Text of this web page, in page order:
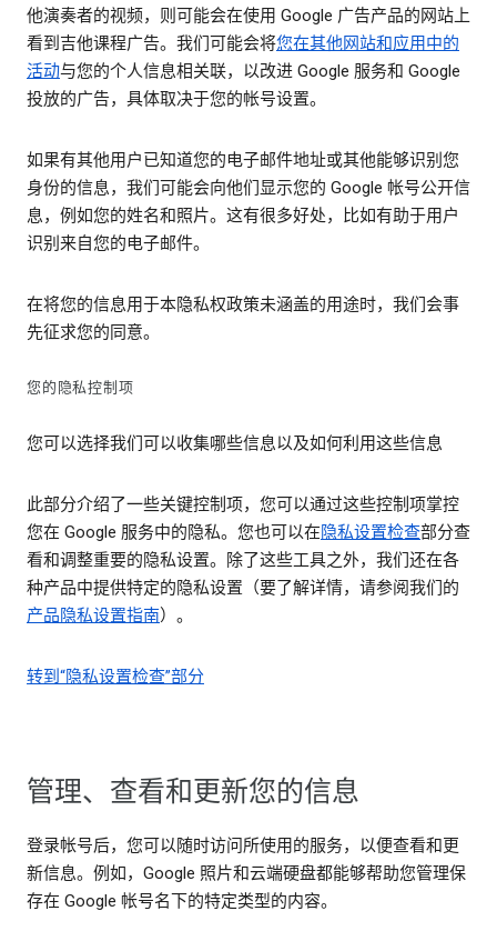
他演奏者的视频，则可能会在使用 Google 广告产品的网站上
看到吉他课程广告。我们可能会将您在其他网站和应用中的
活动与您的个人信息相关联，以改进 Google 服务和 Google
投放的广告，具体取决于您的帐号设置。
如果有其他用户已知道您的电子邮件地址或其他能够识别您
身份的信息，我们可能会向他们显示您的 Google 帐号公开信
息，例如您的姓名和照片。这有很多好处，比如有助于用户
识别来自您的电子邮件。
在将您的信息用于本隐私权政策未涵盖的用途时，我们会事
先征求您的同意。
您的隐私控制项
您可以选择我们可以收集哪些信息以及如何利用这些信息
此部分介绍了一些关键控制项，您可以通过这些控制项掌控
您在 Google 服务中的隐私。您也可以在隐私设置检查部分查
看和调整重要的隐私设置。除了这些工具之外，我们还在各
种产品中提供特定的隐私设置（要了解详情，请参阅我们的
产品隐私设置指南）。
转到“隐私设置检查”部分
管理、查看和更新您的信息
登录帐号后，您可以随时访问所使用的服务，以便查看和更
新信息。例如，Google 照片和云端硬盘都能够帮助您管理保
存在 Google 帐号名下的特定类型的内容。